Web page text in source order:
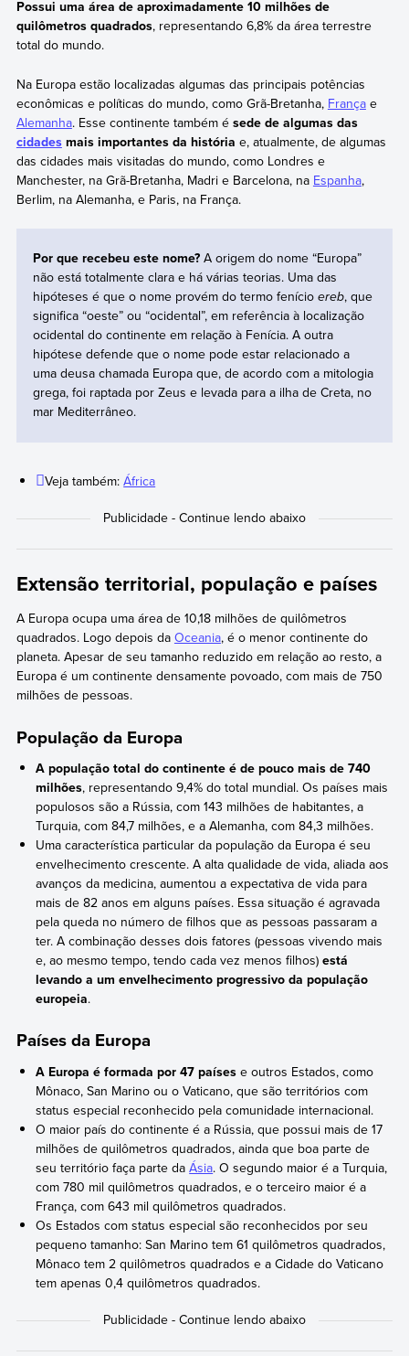
Possui uma área de aproximadamente 10 milhões de
quilômetros quadrados, representando 6,8% da área terrestre
total do mundo.
Na Europa estão localizadas algumas das principais potências
econômicas e políticas do mundo, como Grã-Bretanha, Françae
Alemanha. Esse continente também é sede de algumas das
cidadesmais importantes da história e, atualmente, de algumas
das cidades mais visitadas do mundo, como Londres e
Manchester, na Grã-Bretanha, Madri e Barcelona, na Espanha,
Berlim, na Alemanha, e Paris, na França.
Por que recebeu este nome?A origem do nome “Europa”
não está totalmente clara e há várias teorias. Uma das
hipóteses é que o nome provém do termo fenício ereb, que
significa “oeste” ou “ocidental”, em referência à localização
ocidental do continente em relação à Fenícia. A outra
hipótese defende que o nome pode estar relacionado a
uma deusa chamada Europa que, de acordo com a mitologia
grega, foi raptada por Zeus e levada para a ilha de Creta, no
mar Mediterrâneo.
Veja também:África
Extensão territorial, população e países
A Europa ocupa uma área de 10,18 milhões de quilômetros
quadrados. Logo depois da Oceania, é o menor continente do
planeta. Apesar de seu tamanho reduzido em relação ao resto, a
Europa é um continente densamente povoado, com mais de 750
milhões de pessoas.
População da Europa
A população total do continente é de pouco mais de 740
milhões, representando 9,4% do total mundial. Os países mais
populosos são a Rússia, com 143 milhões de habitantes, a
Turquia, com 84,7 milhões, e a Alemanha, com 84,3 milhões.
Uma característica particular da população da Europa é seu
envelhecimento crescente. A alta qualidade de vida, aliada aos
avanços da medicina, aumentou a expectativa de vida para
mais de 82 anos em alguns países. Essa situação é agravada
pela queda no número de filhos que as pessoas passaram a
ter. A combinação desses dois fatores (pessoas vivendo mais
e, ao mesmo tempo, tendo cada vez menos filhos) está
levando a um envelhecimento progressivo da população
europeia.
Países da Europa
A Europa é formada por 47 países e outros Estados, como
Mônaco, San Marino ou o Vaticano, que são territórios com
status especial reconhecido pela comunidade internacional.
O maior país do continente é a Rússia, que possui mais de 17
milhões de quilômetros quadrados, ainda que boa parte de
seu território faça parte daÁsia. O segundo maior é a Turquia,
com 780 mil quilômetros quadrados, e o terceiro maior é a
França, com 643 mil quilômetros quadrados.
Os Estados com status especial são reconhecidos por seu
pequeno tamanho: San Marino tem 61 quilômetros quadrados,
Mônaco tem 2 quilômetros quadrados e a Cidade do Vaticano
tem apenas 0,4 quilômetros quadrados.